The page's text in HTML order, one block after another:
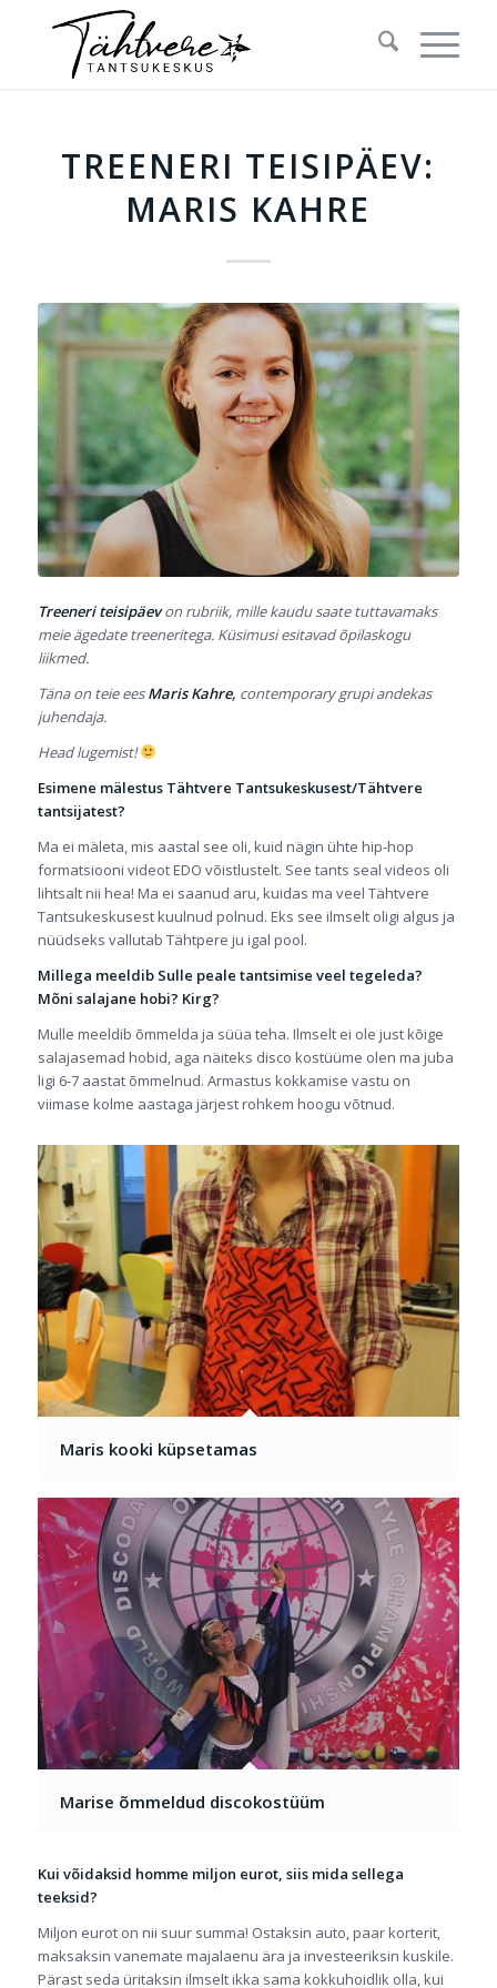
TREENERI TEISIPÄEV:
MARIS KAHRE
Treeneri teisipäevon rubriik, mille kaudu saate tuttavamaks
meie ägedate treeneritega. Küsimusi esitavad õpilaskogu
liikmed.
Täna on teie eesMaris Kahre, contemporary grupi andekas
juhendaja.
Head lugemist!
Esimene mälestus Tähtvere Tantsukeskusest/Tähtvere
tantsijatest?
Ma ei mäleta, mis aastal see oli, kuid nägin ühte hip-hop
formatsiooni videot EDO võistlustelt. See tants seal videos oli
lihtsalt nii hea! Ma ei saanud aru, kuidas ma veel Tähtvere
Tantsukeskusest kuulnud polnud. Eks see ilmselt oligi algus ja
nüüdseks vallutab Tähtpere ju igal pool.
Millega meeldib Sulle peale tantsimise veel tegeleda?
Mõni salajane hobi? Kirg?
Mulle meeldib õmmelda ja süüa teha. Ilmselt ei ole just kõige
salajasemad hobid, aga näiteks disco kostüüme olen ma juba
ligi 6-7 aastat õmmelnud. Armastus kokkamise vastu on
viimase kolme aastaga järjest rohkem hoogu võtnud.
Maris kooki küpsetamas
Marise õmmeldud discokostüüm
Kui võidaksid homme miljon eurot, siis mida sellega
teeksid?
Miljon eurot on nii suur summa! Ostaksin auto, paar korterit,
maksaksin vanemate majalaenu ära ja investeeriksin kuskile.
Pärast seda üritaksin ilmselt ikka sama kokkuhoidlik olla, kui